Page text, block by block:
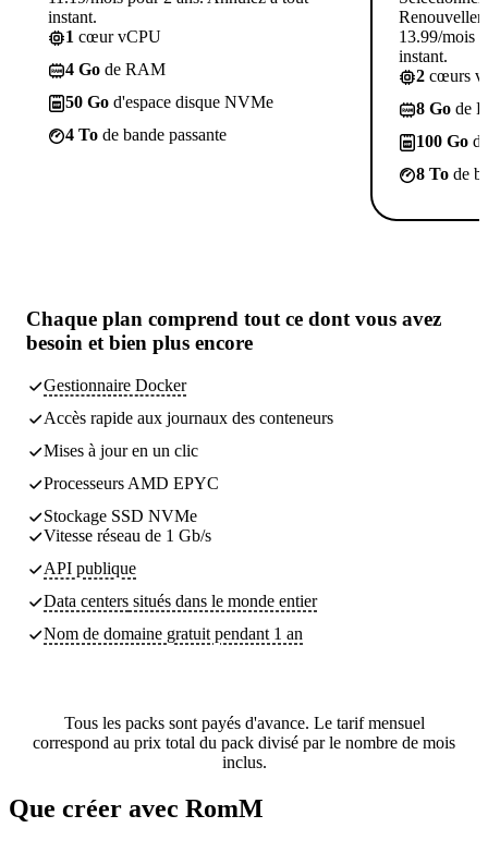
instant.
1 cœur vCPU
4 Go de RAM
50 Go d'espace disque NVMe
4 To de bande passante
13.99/mois
instant.
2 cœurs
8 Go de
100 Go
8 To de
Chaque plan comprend tout ce dont vous avez
besoin et bien plus encore
Gestionnaire Docker
Accès rapide aux journaux des conteneurs
Mises à jour en un clic
Processeurs AMD EPYC
Stockage SSD NVMe
Vitesse réseau de 1 Gb/s
API publique
Data centers situés dans le monde entier
Nom de domaine gratuit pendant 1 an
Tous les packs sont payés d'avance. Le tarif mensuel
correspond au prix total du pack divisé par le nombre de mois
inclus.
Que créer avec RomM